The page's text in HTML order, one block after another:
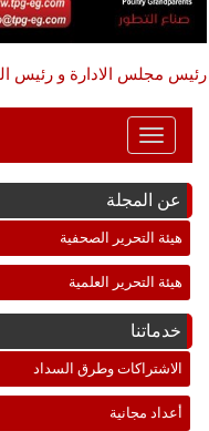
رئيس مجلس الادارة و رئيس
Toggle
Navigation
عن المجلة
هيئة التحرير الصحفية
هيئة التحرير العلمية
خدماتنا
الاشتراكات وطرق السداد
أعداد مجانية